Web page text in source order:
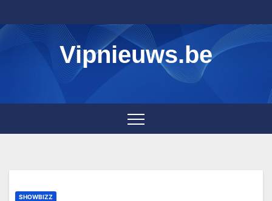
to
content
Vipnieuws.be
SHOWBIZZ